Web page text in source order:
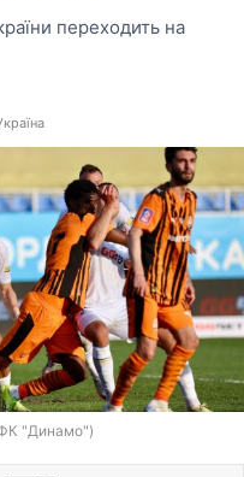
переходить на
"Динамо")